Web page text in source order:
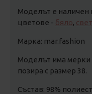
Моделът е наличен
цветове - бяло,
Марка: mar.fashion
Моделът има мерки
позира с размер 38.
Състав: 98%